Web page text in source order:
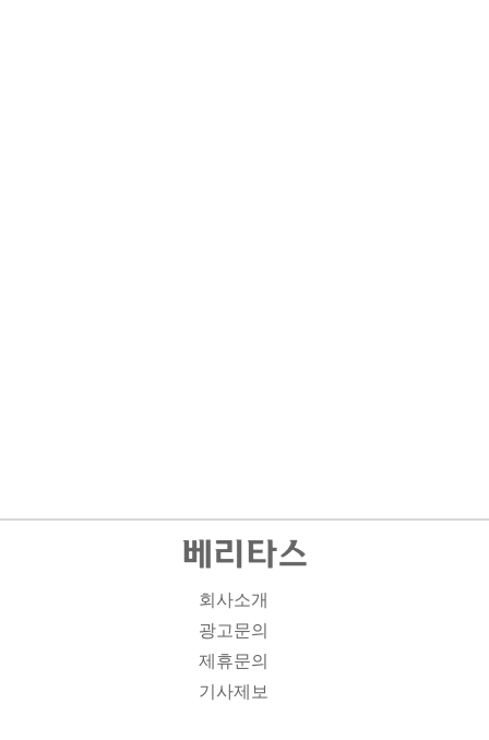
회사소개
광고문의
제휴문의
기사제보